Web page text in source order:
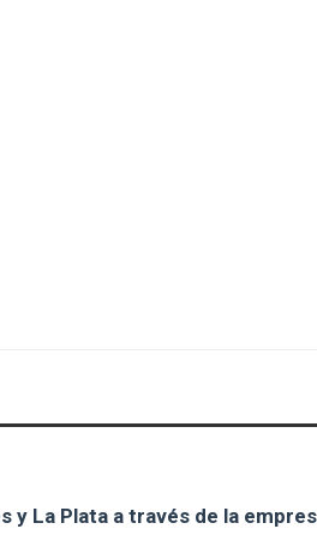
La Plata a través de la